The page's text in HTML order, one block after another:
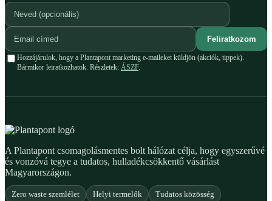
Feliratkozom
Hozzájárulok, hogy a Plantapont marketing e-maileket küldjön (akciók, tippek).
Bármikor leiratkozhatok. Részletek: ÁSZF.
A Plantapont csomagolásmentes bolt hálózat célja, hogy egyszerűvé
és vonzóvá tegye a tudatos, hulladékcsökkentő vásárlást
Magyarországon.
Zero waste szemlélet Helyi termelők Tudatos közösség